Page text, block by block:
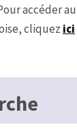
accéder
cliquez ici